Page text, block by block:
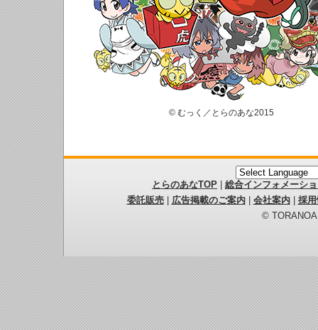
© むっく／とらのあな2015
とらのあなTOP
総合インフォメーシ
委託販売| 広告掲載のご案内| 会社案内| 採
©